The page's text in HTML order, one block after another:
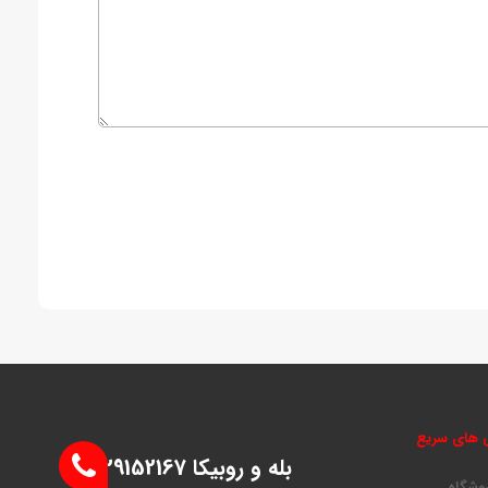
های سریع
بله و روبیکا 09129152167